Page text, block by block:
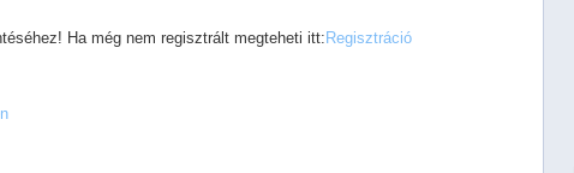
Ha még nem regisztrált megteheti itt:Regisztráció